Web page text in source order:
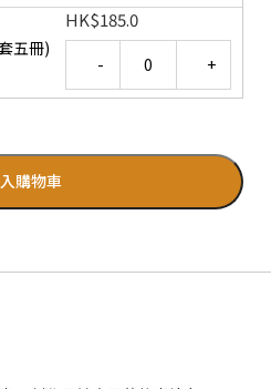
五冊)
HK$185.0
購物車